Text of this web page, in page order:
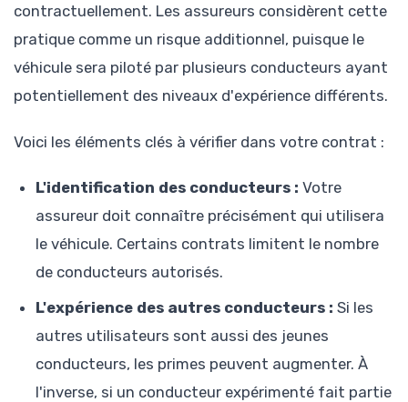
contractuellement. Les assureurs considèrent cette
pratique comme un risque additionnel, puisque le
véhicule sera piloté par plusieurs conducteurs ayant
potentiellement des niveaux d'expérience différents.
Voici les éléments clés à vérifier dans votre contrat :
L'identification des conducteurs : Votre
assureur doit connaître précisément qui utilisera
le véhicule. Certains contrats limitent le nombre
de conducteurs autorisés.
L'expérience des autres conducteurs : Si les
autres utilisateurs sont aussi des jeunes
conducteurs, les primes peuvent augmenter. À
l'inverse, si un conducteur expérimenté fait partie